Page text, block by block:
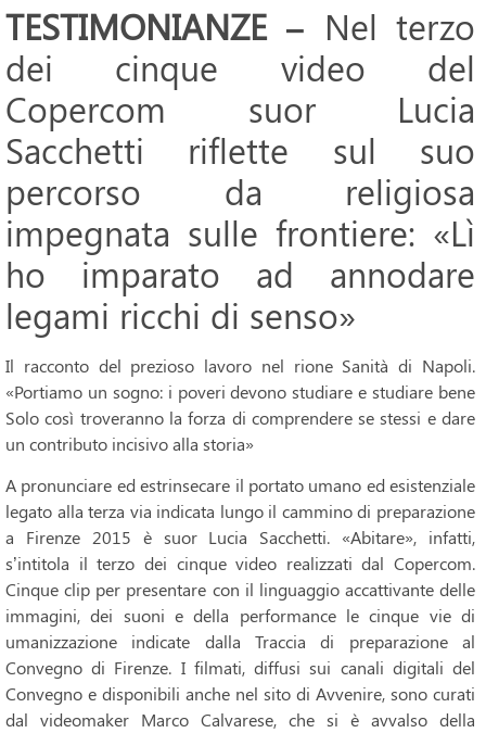
TESTIMONIANZE – Nel terzo
dei cinque video del
Copercom suor Lucia
Sacchetti riflette sul suo
percorso da religiosa
impegnata sulle frontiere: «Lì
ho imparato ad annodare
legami ricchi di senso»
Il racconto del prezioso lavoro nel rione Sanità di Napoli.
«Portiamo un sogno: i poveri devono studiare e studiare bene
Solo così troveranno la forza di comprendere se stessi e dare
un contributo incisivo alla storia»
A pronunciare ed estrinsecare il portato umano ed esistenziale
legato alla terza via indicata lungo il cammino di preparazione
a Firenze 2015 è suor Lucia Sacchetti. «Abitare», infatti,
s’intitola il terzo dei cinque video realizzati dal Copercom.
Cinque clip per presentare con il linguaggio accattivante delle
immagini, dei suoni e della performance le cinque vie di
umanizzazione indicate dalla Traccia di preparazione al
Convegno di Firenze. I filmati, diffusi sui canali digitali del
Convegno e disponibili anche nel sito di Avvenire, sono curati
dal videomaker Marco Calvarese, che si è avvalso della